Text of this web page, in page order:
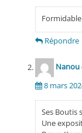
Répondre
Nanou
8 mars
Ses Boutis
Une